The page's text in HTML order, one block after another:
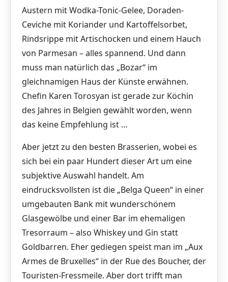
Austern mit Wodka-Tonic-Gelee, Doraden-
Ceviche mit Koriander und Kartoffelsorbet,
Rindsrippe mit Artischocken und einem Hauch
von Parmesan – alles spannend. Und dann
muss man natürlich das „Bozar“ im
gleichnamigen Haus der Künste erwähnen.
Chefin Karen Torosyan ist gerade zur Köchin
des Jahres in Belgien gewählt worden, wenn
das keine Empfehlung ist …
Aber jetzt zu den besten Brasserien, wobei es
sich bei ein paar Hundert dieser Art um eine
subjektive Auswahl handelt. Am
eindrucksvollsten ist die „Belga Queen“ in einer
umgebauten Bank mit wunderschönem
Glasgewölbe und einer Bar im ehemaligen
Tresorraum – also Whiskey und Gin statt
Goldbarren. Eher gediegen speist man im „Aux
Armes de Bruxelles“ in der Rue des Boucher, der
Touristen-Fressmeile. Aber dort trifft man